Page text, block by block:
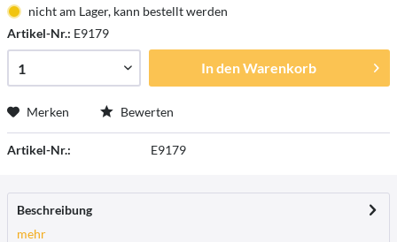
nicht am Lager, kann bestellt werden
Artikel-Nr.: E9179
In denWarenkorb
Merken Bewerten
Artikel-Nr.: E9179
Beschreibung
mehr